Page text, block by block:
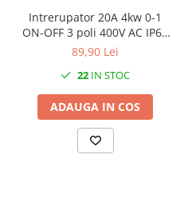
Intrerupator 20A 4kw 0-1
ON-OFF 3 poli 400V AC IP65
industrial aplicat casetat
89,90 Lei
22 IN STOC
ADAUGA IN COS